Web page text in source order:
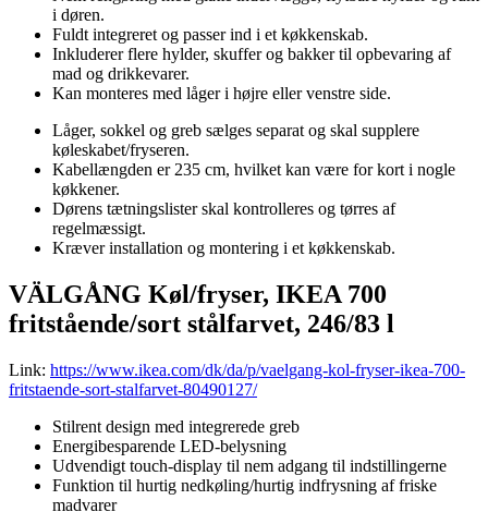
i døren.
Fuldt integreret og passer ind i et køkkenskab.
Inkluderer flere hylder, skuffer og bakker til opbevaring af
mad og drikkevarer.
Kan monteres med låger i højre eller venstre side.
Låger, sokkel og greb sælges separat og skal supplere
køleskabet/fryseren.
Kabellængden er 235 cm, hvilket kan være for kort i nogle
køkkener.
Dørens tætningslister skal kontrolleres og tørres af
regelmæssigt.
Kræver installation og montering i et køkkenskab.
VÄLGÅNG Køl/fryser, IKEA 700
fritstående/sort stålfarvet, 246/83 l
Link: https://www.ikea.com/dk/da/p/vaelgang-kol-fryser-ikea-700-
fritstaende-sort-stalfarvet-80490127/
Stilrent design med integrerede greb
Energibesparende LED-belysning
Udvendigt touch-display til nem adgang til indstillingerne
Funktion til hurtig nedkøling/hurtig indfrysning af friske
madvarer